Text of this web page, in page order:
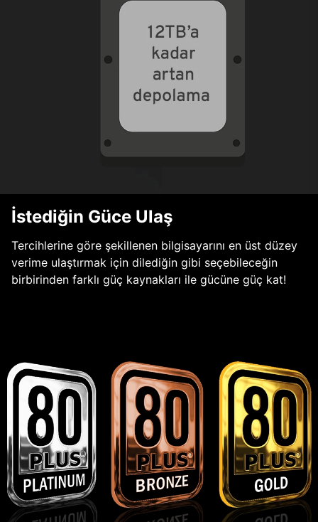
İstediğin Güce Ulaş
Tercihlerine göre şekillenen bilgisayarını en üst düzey
verime ulaştırmak için dilediğin gibi seçebileceğin
birbirinden farklı güç kaynakları ile gücüne güç kat!